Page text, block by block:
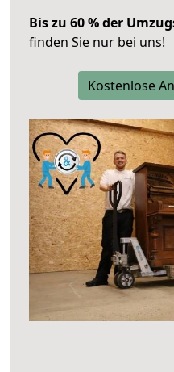
Bis zu 60 % der
finden Sie nur bei uns!
Kostenlose